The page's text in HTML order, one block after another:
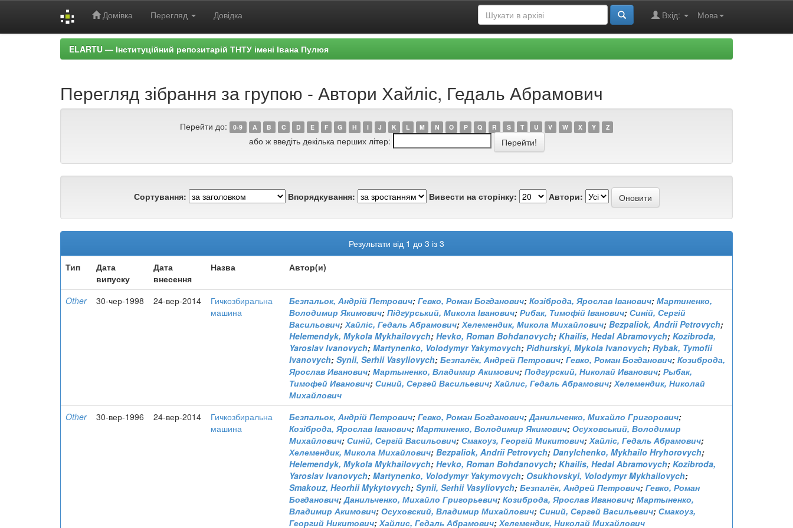
Домівка Перегляд Довідка Мова
Вхід:
ELARTU — Інституційний репозитарій ТНТУ імені Івана Пулюя
Перегляд зібрання за групою - Автори Хайліс, Гедаль Абрамович
Перейти до: 0-9 A B C D E F G H I J K L M N O P Q R S T U V W X Y Z
або ж введіть декілька перших літер:
Сортування: Впорядкування: Вивести на сторінку: Автори:
Результати від 1 до 3 із 3
Тип
Дата
випуску
Дата
внесення
Назва Автор(и)
Other 30-чер-1998 24-вер-2014
Гичкозбиральна
машина
Безпальок, Андрій Петрович; Гевко, Роман Богданович; Козіброда, Ярослав Іванович; Мартиненко,
Володимир Якимович; Підгурський, Микола Іванович; Рибак, Тимофій Іванович; Синій, Сергій
Васильович;Хайліс, Гедаль Абрамович;Хелемендик, Микола Михайлович; Bezpaliok, Andrii Petrovych;
Helemendyk, Mykola Mykhailovych; Hevko, Roman Bohdanovych; Khailis, Hedal Abramovych; Kozibroda,
Yaroslav Ivanovych; Martynenko, Volodymyr Yakymovych; Pidhurskyi, Mykola Ivanovych; Rybak, Tymofii
Ivanovych; Synii, Serhii Vasyliovych; Безпалёк, Андрей Петрович; Гевко, Роман Богданович; Козиброда,
Ярослав Иванович; Мартыненко, Владимир Акимович; Подгурский, Николай Иванович; Рыбак,
Тимофей Иванович; Синий, Сергей Васильевич;Хайлис, Гедаль Абрамович;Хелемендик, Николай
Михайлович
Other
30-вер-1996 24-вер-2014
Гичкозбиральна
машина
Безпальок, Андрій Петрович; Гевко, Роман Богданович;Данильченко, Михайло Григорович;
Козіброда, Ярослав Іванович; Мартиненко, Володимир Якимович; Осуховський, Володимир
Михайлович; Синій, Сергій Васильович; Смакоуз, Георгій Микитович;Хайліс, Гедаль Абрамович;
Хелемендик, Микола Михайлович; Bezpaliok, Andrii Petrovych; Danylchenko, Mykhailo Hryhorovych;
Helemendyk, Mykola Mykhailovych; Hevko, Roman Bohdanovych; Khailis, Hedal Abramovych; Kozibroda,
Yaroslav Ivanovych; Martynenko, Volodymyr Yakymovych; Osukhovskyi, Volodymyr Mykhailovych;
Smakouz, Heorhii Mykytovych; Synii, Serhii Vasyliovych; Безпалёк, Андрей Петрович; Гевко, Роман
Богданович;Данильченко, Михайло Григорьевич; Козиброда, Ярослав Иванович; Мартыненко,
Владимир Акимович; Осуховский, Владимир Михайлович; Синий, Сергей Васильевич; Смакоуз,
Георгий Никитович;Хайлис, Гедаль Абрамович;Хелемендик, Николай Михайлович